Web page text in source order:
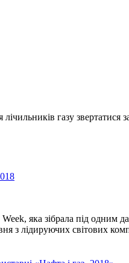
газу звертатися
яка зібрала під одним
з лідируючих світових